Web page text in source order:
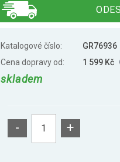
Katalogové číslo:
GR76936
Cena dopravy od:
1 599 Kč
skladem
- +